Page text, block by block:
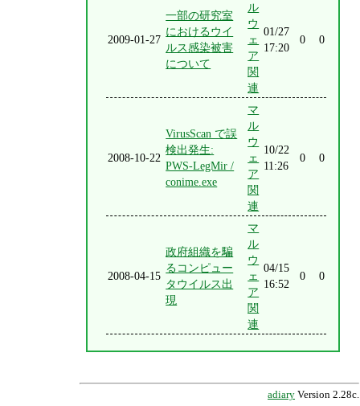
2009-01-27
一部の研究室
におけるウイ
ルス感染被害
について
ル
ウ
ェ
ア
関
連
01/27
17:20
0 0
2008-10-22
VirusScan で誤
検出発生:
PWS-LegMir /
conime.exe
マ
ル
ウ
ェ
ア
関
連
10/22
11:26
0 0
2008-04-15
政府組織を騙
るコンピュー
タウイルス出
現
マ
ル
ウ
ェ
ア
関
連
04/15
16:52
0 0
adiary Version 2.28c.